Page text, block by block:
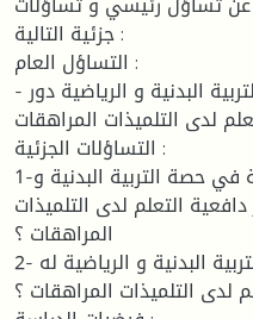
جزئية التالية :
التساؤل العام :
- هل للألعاب التحفيزية في حصة التربية البدنية و الرياضية دور
لدى التلميذات المراهقات.
التساؤلات الجزئية :
1-هل طبيعة الألعاب التحفيزية في حصة التربية البدنية و
التعلم لدى التلميذات
المراهقات ؟
2- هل الألعاب التحفيزية في حصة التربية البدنية و الرياضية له
لدى التلميذات المراهقات ؟